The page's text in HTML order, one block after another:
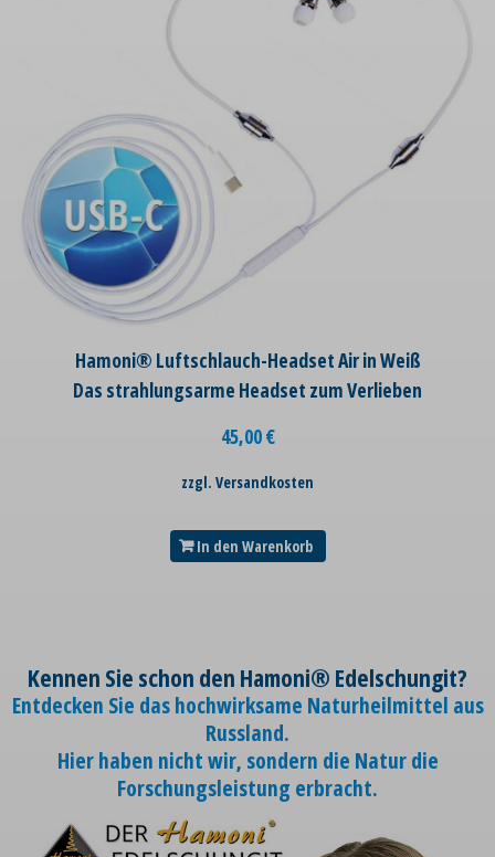
Hamoni® Luftschlauch-Headset Air in Weiß
Das strahlungsarme Headset zum Verlieben
45,00€
zzgl. Versandkosten
In den Warenkorb
Kennen Sie schon den Hamoni® Edelschungit?
Entdecken Sie das hochwirksame Naturheilmittel aus
Russland.
Hier haben nicht wir, sondern die Natur die
Forschungsleistung erbracht.